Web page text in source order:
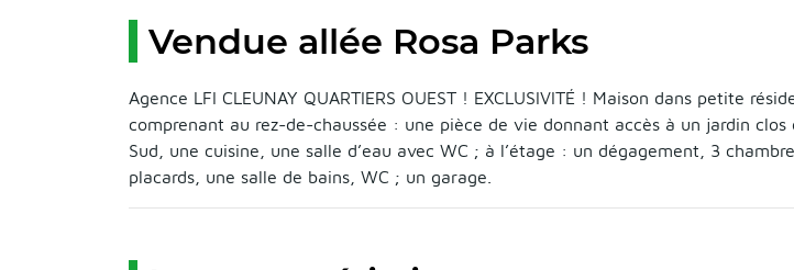
Vendue allée Rosa Parks
Agence LFI CLEUNAY QUARTIERS OUEST ! EXCLUSIVITÉ ! Maison dans petite
comprenant au rez-de-chaussée : une pièce de vie donnant accès à un jardin clos
Sud, une cuisine, une salle d’eau avec WC ; à l’étage : un dégagement, 3
placards, une salle de bains, WC ; un garage.